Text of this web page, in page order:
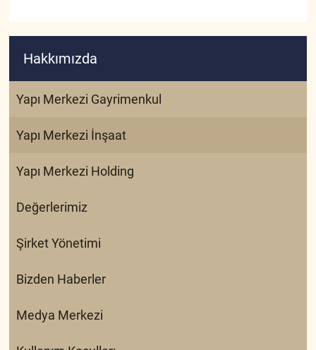
Hakkımızda
Yapı Merkezi Gayrimenkul
Yapı Merkezi İnşaat
Yapı Merkezi Holding
Değerlerimiz
Şirket Yönetimi
Bizden Haberler
Medya Merkezi